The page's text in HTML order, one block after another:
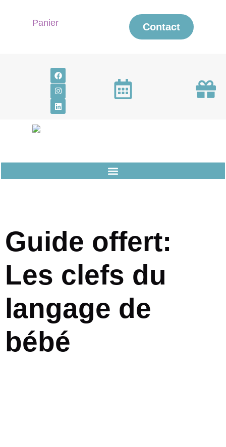
Panier Contact
Guide offert:
Les clefs du
langage de
bébé